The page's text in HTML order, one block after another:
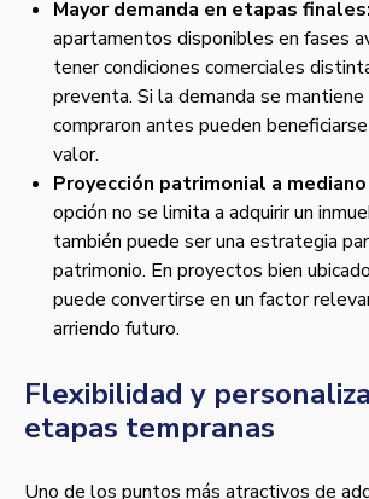
Mayor demanda en etapas finales:
apartamentos disponibles en fases
tener condiciones comerciales
preventa. Si la demanda se mantiene
compraron antes pueden
valor.
Proyección patrimonial a
opción no se limita a adquirir un
también puede ser una estrategia
patrimonio. En proyectos bien
puede convertirse en un factor
arriendo futuro.
Flexibilidad y
etapas tempranas
Uno de los puntos más atractivos de